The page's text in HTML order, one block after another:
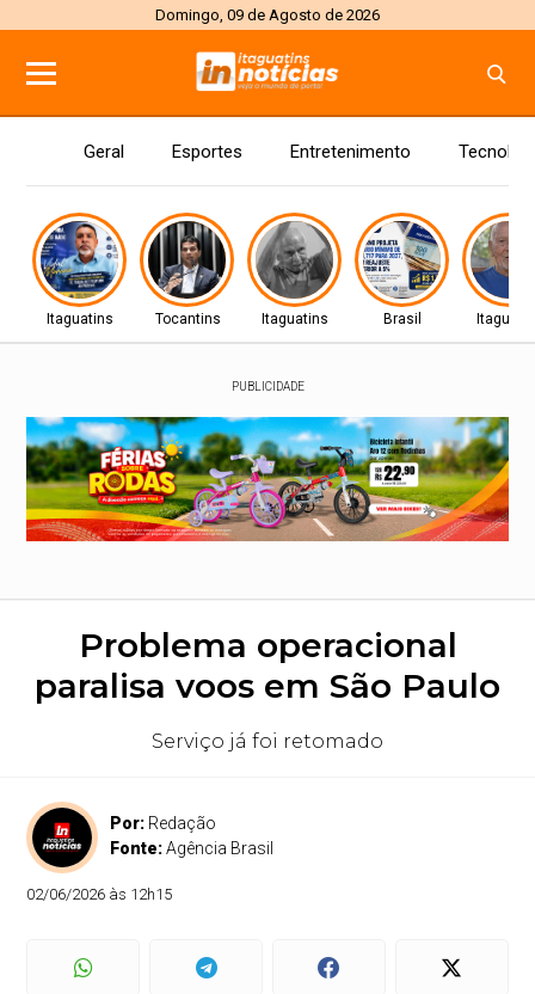
Domingo, 09 de Agosto de 2026
Geral Esportes Entretenimento
Itaguatins Tocantins Itaguatins Brasil
PUBLICIDADE
Problema operacional
paralisa voos em São Paulo
Serviço já foi retomado
Por: Redação
Fonte:Agência Brasil
02/06/2026 às 12h15